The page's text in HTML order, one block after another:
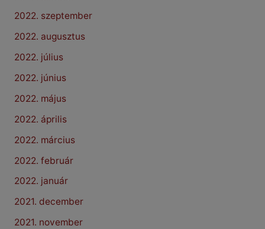
2022. szeptember
2022. augusztus
2022. július
2022. június
2022. május
2022. április
2022. március
2022. február
2022. január
2021. december
2021. november